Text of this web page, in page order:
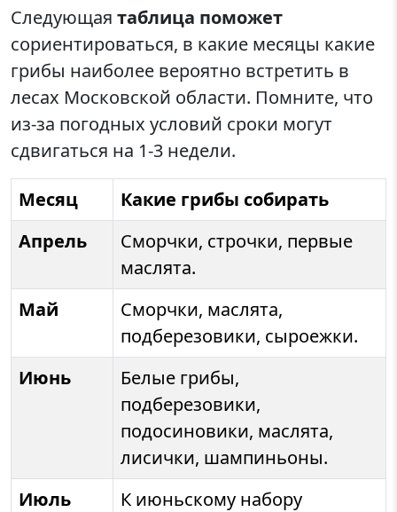
Следующая таблица поможет
сориентироваться, в какие месяцы какие
грибы наиболее вероятно встретить в
лесах Московской области. Помните, что
из-за погодных условий сроки могут
сдвигаться на 1-3 недели.
Месяц
Какие грибы собирать
Апрель
Сморчки, строчки, первые
маслята.
Май
Сморчки, маслята,
подберезовики, сыроежки.
Июнь
Белые грибы,
подберезовики,
подосиновики, маслята,
лисички, шампиньоны.
Июль
К июньскому набору